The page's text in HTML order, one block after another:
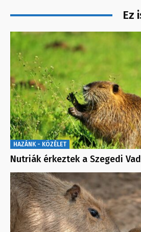
Ez
HAZÁNK - KÖZÉLET
Nutriák érkeztek a Szegedi